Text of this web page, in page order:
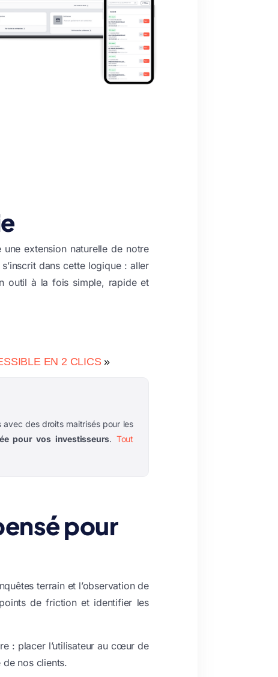
extension naturelle de notre
dans cette logique : aller
outil à la fois simple, rapide et
EN 2 CLICS»
des droits maitrisés pour les
pour vos investisseurs. Tout
pour
terrain et l’observation de
de friction et identifier les
: placer l’utilisateur au cœur de
de nos clients.